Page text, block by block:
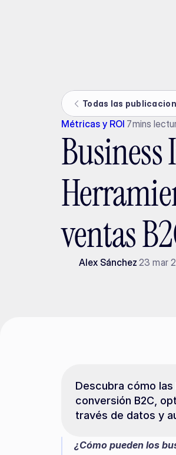
Todas las
Métricas y ROI 7mins
Business
ventas
Alex Sánchez 23 mar
Descubra cómo
conversión B2C,
través de datos y
¿Cómo pueden los